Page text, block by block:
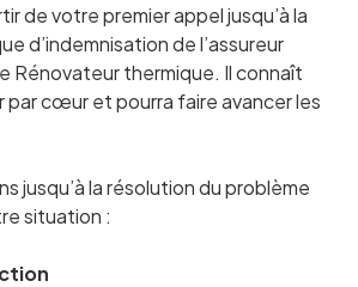
de votre premier appel jusqu’à la
d’indemnisation de l’assureur
Rénovateur thermique. Il connaît
par cœur et pourra faire avancer les
jusqu’à la résolution du problème
situation :